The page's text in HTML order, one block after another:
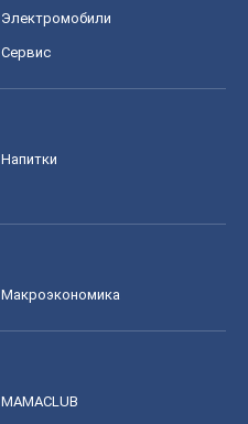
Электромобили
Сервис
Напитки
Mакроэкономика
MAMACLUB